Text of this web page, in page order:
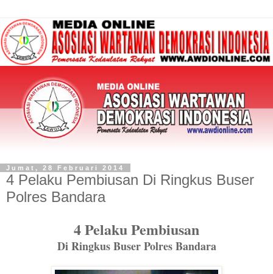
Jumat, 28 Februari 2014
4 Pelaku Pembiusan Di Ringkus Buser
Polres Bandara
4 Pelaku Pembiusan
Di Ringkus Buser Polres Bandara